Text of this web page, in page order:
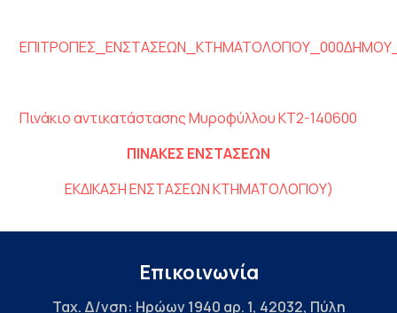
Πινάκιο αντικατάστασης Μυροφύλλου ΚΤ2-140600
ΠΙΝΑΚΕΣ ΕΝΣΤΑΣΕΩΝ
ΕΚΔΙΚΑΣΗ ΕΝΣΤΑΣΕΩΝ ΚΤΗΜΑΤΟΛΟΓΙΟΥ)
Επικοινωνία
Ταχ. Δ/νση: Ηρώων 1940 αρ. 1, 42032, Πύλη